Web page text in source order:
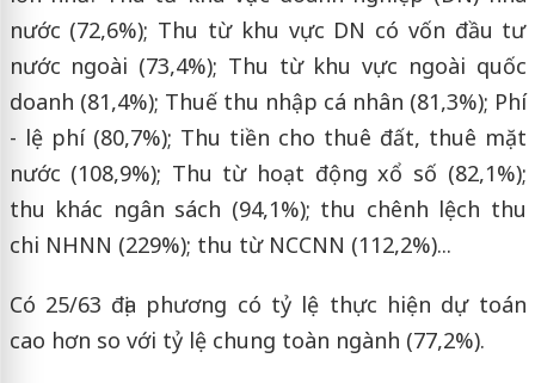
nước (72,6%); Thu từ khu vực DN có vốn đầu tư
nước ngoài (73,4%); Thu từ khu vực ngoài quốc
doanh (81,4%); Thuế thu nhập cá nhân (81,3%); Phí
- lệ phí (80,7%); Thu tiền cho thuê đất, thuê mặt
nước (108,9%); Thu từ hoạt động xổ số (82,1%);
thu khác ngân sách (94,1%); thu chênh lệch thu
chi NHNN (229%); thu từ NCCNN (112,2%)...
Có 25/63 địa phương có tỷ lệ thực hiện dự toán
cao hơn so với tỷ lệ chung toàn ngành (77,2%).